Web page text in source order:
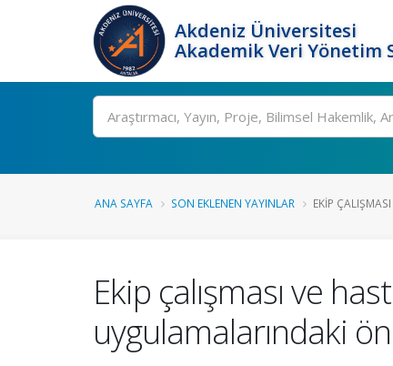
Akdeniz Üniversitesi
Akademik Veri Yönetim
Ara
ANA SAYFA SON EKLENEN YAYINLAR EKIP
Ekip çalışması ve
uygulamalarındaki